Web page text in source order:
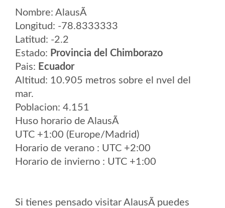
Nombre: AlausÃ­
Longitud: -78.8333333
Latitud: -2.2
Estado: Provincia del Chimborazo
Pais: Ecuador
Altitud: 10.905 metros sobre el nvel del
mar.
Poblacion: 4.151
Huso horario de AlausÃ­
UTC +1:00 (Europe/Madrid)
Horario de verano : UTC +2:00
Horario de invierno : UTC +1:00
Si tienes pensado visitar AlausÃ­ puedes